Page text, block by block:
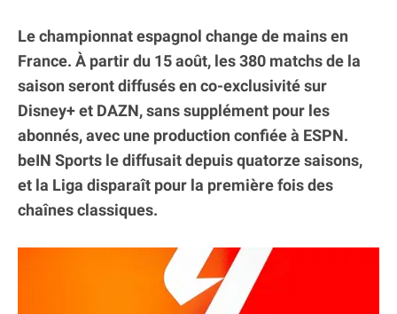
Le championnat espagnol change de mains en
France. À partir du 15 août, les 380 matchs de la
saison seront diffusés en co-exclusivité sur
Disney+ et DAZN, sans supplément pour les
abonnés, avec une production confiée à ESPN.
beIN Sports le diffusait depuis quatorze saisons,
et la Liga disparaît pour la première fois des
chaînes classiques.